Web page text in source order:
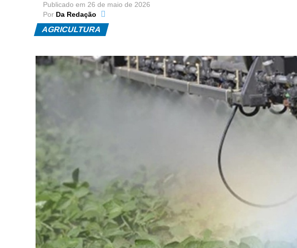
Publicado em 26 de maio de 2026
Por Da Redação
AGRICULTURA